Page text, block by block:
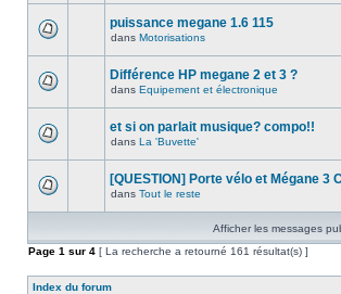
puissance megane 1.6 115
dans Motorisations
Différence HP megane 2 et 3 ?
dans Equipement et électronique
et si on parlait musique? compo!!
dans La 'Buvette'
[QUESTION] Porte vélo et Mégane 3
dans Tout le reste
Afficher les messages
Page 1 sur 4 [ La recherche a retourné 161 résultat(s) ]
Index du forum